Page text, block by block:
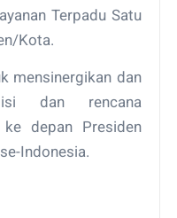
Terpadu Satu
Kota.
mensinergikan dan
dan rencana
depan Presiden
Indonesia.